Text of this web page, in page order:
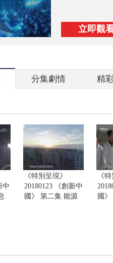
立即觀
分集劇情 精
中
《特別呈現》
20180123 《創新中
國》 第二集 能源
《
國